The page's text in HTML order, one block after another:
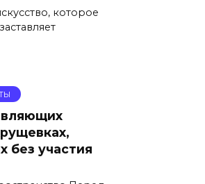
которое
без участия